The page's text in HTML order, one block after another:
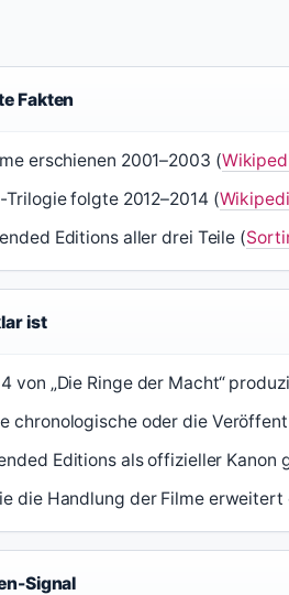
Fakten
erschienen 2001–2003 (
folgte 2012–2014 (
Editions aller drei Teile (
ist
von „Die Ringe der Macht“
chronologische oder die
Editions als offizieller Kanon
die Handlung der Filme
Signal